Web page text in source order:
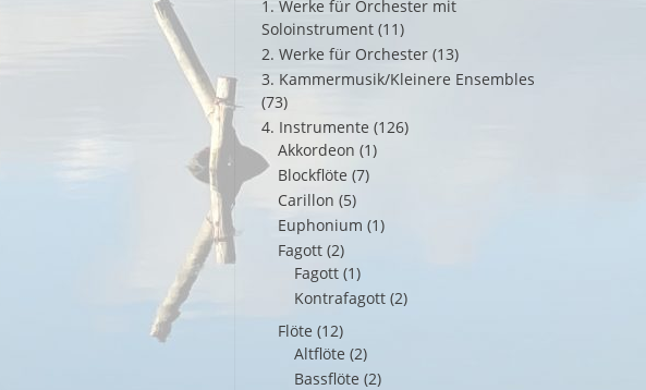
1. Werke für Orchester mit
Soloinstrument (11)
2. Werke für Orchester (13)
3. Kammermusik/Kleinere Ensembles
(73)
4. Instrumente (126)
Akkordeon (1)
Blockflöte (7)
Carillon (5)
Euphonium (1)
Fagott (2)
Fagott (1)
Kontrafagott (2)
Flöte (12)
Altflöte (2)
Bassflöte (2)